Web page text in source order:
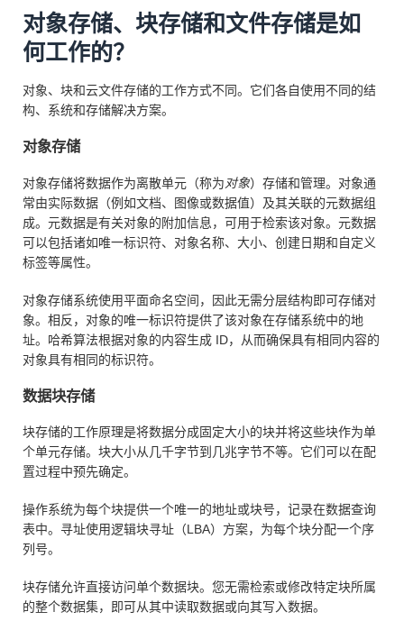
对象存储、块存储和文件存储是如
何工作的？
对象、块和云文件存储的工作方式不同。它们各自使用不同的结
构、系统和存储解决方案。
对象存储
对象存储将数据作为离散单元（称为对象）存储和管理。对象通
常由实际数据（例如文档、图像或数据值）及其关联的元数据组
成。元数据是有关对象的附加信息，可用于检索该对象。元数据
可以包括诸如唯一标识符、对象名称、大小、创建日期和自定义
标签等属性。
对象存储系统使用平面命名空间，因此无需分层结构即可存储对
象。相反，对象的唯一标识符提供了该对象在存储系统中的地
址。哈希算法根据对象的内容生成 ID，从而确保具有相同内容的
对象具有相同的标识符。
数据块存储
块存储的工作原理是将数据分成固定大小的块并将这些块作为单
个单元存储。块大小从几千字节到几兆字节不等。它们可以在配
置过程中预先确定。
操作系统为每个块提供一个唯一的地址或块号，记录在数据查询
表中。寻址使用逻辑块寻址（LBA）方案，为每个块分配一个序
列号。
块存储允许直接访问单个数据块。您无需检索或修改特定块所属
的整个数据集，即可从其中读取数据或向其写入数据。